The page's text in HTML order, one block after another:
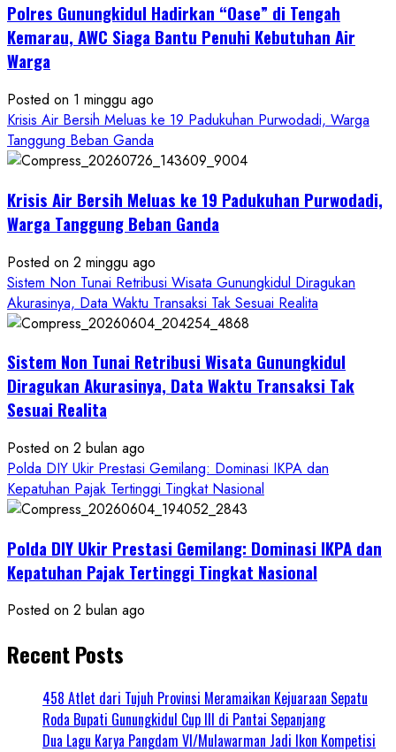
Masuk
Kerja
Seret
Oknum
Wartawan
Polres Gunungkidul Hadirkan “Oase” di Tengah
Kemarau, AWC Siaga Bantu Penuhi Kebutuhan Air
Warga
Posted on 1 minggu ago
Krisis Air Bersih Meluas ke 19 Padukuhan Purwodadi, Warga
Tanggung Beban Ganda
Krisis Air Bersih Meluas ke 19 Padukuhan Purwodadi,
Warga Tanggung Beban Ganda
Posted on 2 minggu ago
Sistem Non Tunai Retribusi Wisata Gunungkidul Diragukan
Akurasinya, Data Waktu Transaksi Tak Sesuai Realita
Sistem Non Tunai Retribusi Wisata Gunungkidul
Diragukan Akurasinya, Data Waktu Transaksi Tak
Sesuai Realita
Posted on 2 bulan ago
Polda DIY Ukir Prestasi Gemilang: Dominasi IKPA dan
Kepatuhan Pajak Tertinggi Tingkat Nasional
Polda DIY Ukir Prestasi Gemilang: Dominasi IKPA dan
Kepatuhan Pajak Tertinggi Tingkat Nasional
Posted on 2 bulan ago
Recent Posts
458 Atlet dari Tujuh Provinsi Meramaikan Kejuaraan Sepatu
Roda Bupati Gunungkidul Cup III di Pantai Sepanjang
Dua Lagu Karya Pangdam VI/Mulawarman Jadi Ikon Kompetisi